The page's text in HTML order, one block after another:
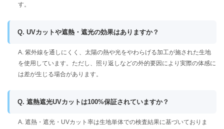
す。
Q. UVカットや遮熱・遮光の効果はありますか？
A. 紫外線を通しにくく、太陽の熱や光をやわらげる加工が施された生地
を使用しています。ただし、照り返しなどの外的要因により実際の体感に
は差が生じる場合があります。
Q. 遮熱遮光UVカットは100%保証されていますか？
A. 遮熱・遮光・UVカット率は生地単体での検査結果に基づいておりま